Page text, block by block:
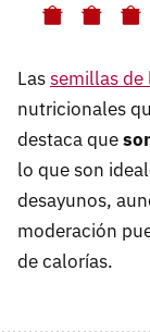
Lassemillas de
nutricionales
destaca que
lo que son
desayunos,
moderación
de calorías.